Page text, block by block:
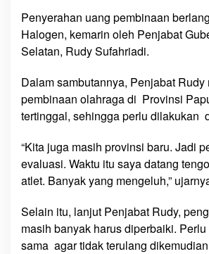
U
a
n
P
e
m
i
n
a
n
,
P
Penyerahan uang pembinaan
Halogen, kemarin oleh Penjabat
Selatan, Rudy Sufahriadi.
Dalam sambutannya, Penjabat
pembinaan olahraga di Provinsi
tertinggal, sehingga perlu dilakukan
“Kita juga masih provinsi baru. Jadi
evaluasi. Waktu itu saya datang
atlet. Banyak yang mengeluh,”
Selain itu, lanjut Penjabat Rudy,
masih banyak harus diperbaiki.
sama agar tidak terulang